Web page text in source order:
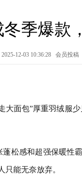
冬季爆款
12-03 10:36:28 会员投稿
大面包”厚重羽绒服
松感和超强保暖性
只能无奈放弃。